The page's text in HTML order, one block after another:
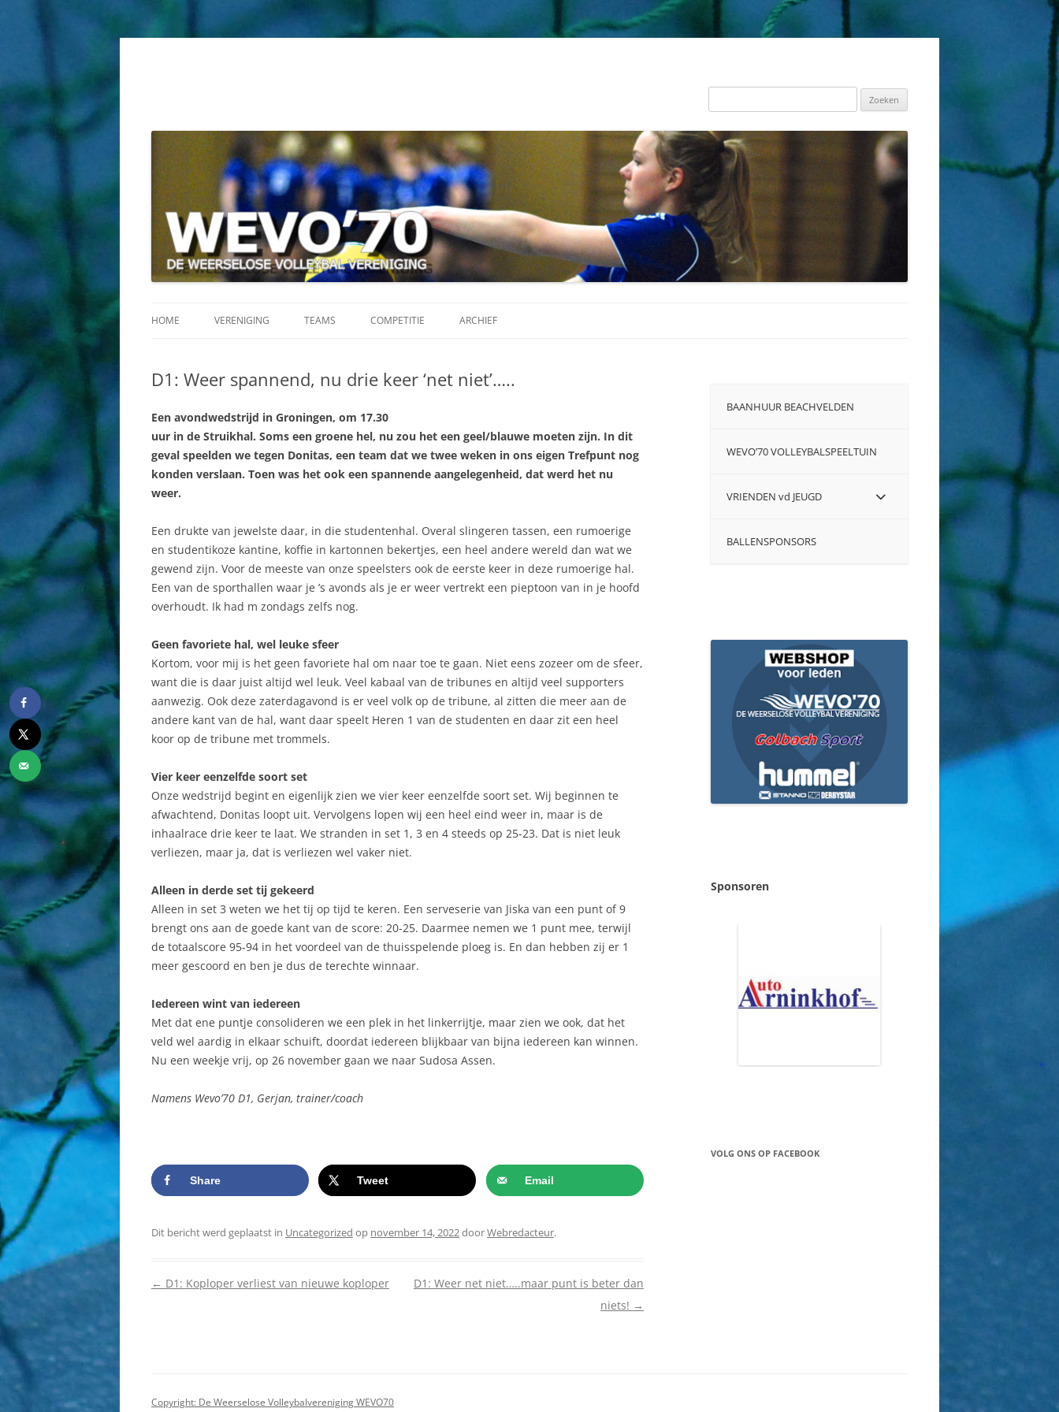
Zoeken
HOME VERENIGING
COMMISSIES
AAN EN AFMELDEN
SPORTHAL
TEAMS
DAMES 2
DAMES 4
DAMES 5
DAMES 7
HEREN HEREN 1
JEUGD ABC
MEISJES B2
MEISJES B3
MINIS
RECREANTEN
COMPETITIE ARCHIEF
D1: Weer spannend, nu drie keer ‘net niet’…..
Een avondwedstrijd in Groningen, om 17.30
uur in de Struikhal. Soms een groene hel, nu zou het een geel/blauwe moeten zijn. In dit
geval speelden we tegen Donitas, een team dat we twee weken in ons eigen Trefpunt nog
konden verslaan. Toen was het ook een spannende aangelegenheid, dat werd het nu
weer.
Een drukte van jewelste daar, in die studentenhal. Overal slingeren tassen, een rumoerige
en studentikoze kantine, koffie in kartonnen bekertjes, een heel andere wereld dan wat we
gewend zijn. Voor de meeste van onze speelsters ook de eerste keer in deze rumoerige hal.
Een van de sporthallen waar je ’s avonds als je er weer vertrekt een pieptoon van in je hoofd
overhoudt. Ik had m zondags zelfs nog.
Geen favoriete hal, wel leuke sfeer
Kortom, voor mij is het geen favoriete hal om naar toe te gaan. Niet eens zozeer om de sfeer,
want die is daar juist altijd wel leuk. Veel kabaal van de tribunes en altijd veel supporters
aanwezig. Ook deze zaterdagavond is er veel volk op de tribune, al zitten die meer aan de
andere kant van de hal, want daar speelt Heren 1 van de studenten en daar zit een heel
koor op de tribune met trommels.
Vier keer eenzelfde soort set
Onze wedstrijd begint en eigenlijk zien we vier keer eenzelfde soort set. Wij beginnen te
afwachtend, Donitas loopt uit. Vervolgens lopen wij een heel eind weer in, maar is de
inhaalrace drie keer te laat. We stranden in set 1, 3 en 4 steeds op 25-23. Dat is niet leuk
verliezen, maar ja, dat is verliezen wel vaker niet.
Alleen in derde set tij gekeerd
Alleen in set 3 weten we het tij op tijd te keren. Een serveserie van Jiska van een punt of 9
brengt ons aan de goede kant van de score: 20-25. Daarmee nemen we 1 punt mee, terwijl
de totaalscore 95-94 in het voordeel van de thuisspelende ploeg is. En dan hebben zij er 1
meer gescoord en ben je dus de terechte winnaar.
Iedereen wint van iedereen
Met dat ene puntje consolideren we een plek in het linkerrijtje, maar zien we ook, dat het
veld wel aardig in elkaar schuift, doordat iedereen blijkbaar van bijna iedereen kan winnen.
Nu een weekje vrij, op 26 november gaan we naar Sudosa Assen.
Namens Wevo’70 D1, Gerjan, trainer/coach
Share Tweet Email
Dit bericht werd geplaatst in Uncategorized op november 14, 2022doorWebredacteur.
Berichtnavigatie
← D1: Koploper verliest van nieuwe koploper
D1: Weer net niet…..maar punt is beter dan
niets! →
BAANHUUR BEACHVELDEN
WEVO’70 VOLLEYBALSPEELTUIN
VRIENDEN vd JEUGD
BALLENSPONSORS
Sponsoren
VOLG ONS OP FACEBOOK
Copyright: De Weerselose Volleybalvereniging WEVO70